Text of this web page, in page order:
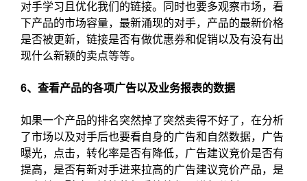
对手学习且优化我们的链接。同时也要多观察市场，看
下产品的市场容量，最新涌现的对手，产品的最新价格
是否被更新，链接是否有做优惠券和促销以及有没有出
现什么新颖的卖点等等。
6、查看产品的各项广告以及业务报表的数据
如果一个产品的排名突然掉了突然卖得不好了，在分析
了市场以及对手后也要看自身的广告和自然数据，广告
曝光，点击，转化率是否有降低，广告建议竞价是否有
提高，是否有新对手进来拉高的广告建议竞价产品，是